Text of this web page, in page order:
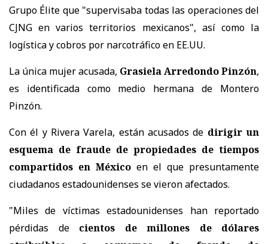
Grupo Élite que "supervisaba todas las operaciones del
CJNG en varios territorios mexicanos", así como la
logística y cobros por narcotráfico en EE.UU.
La única mujer acusada, Grasiela Arredondo Pinzón,
es identificada como medio hermana de Montero
Pinzón.
Con él y Rivera Varela, están acusados de dirigir un
esquema de fraude de propiedades de tiempos
compartidos en México en el que presuntamente
ciudadanos estadounidenses se vieron afectados.
"Miles de víctimas estadounidenses han reportado
pérdidas de cientos de millones de dólares